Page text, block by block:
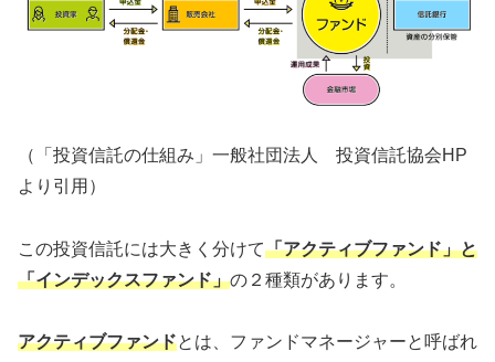
（「投資信託の仕組み」一般社団法人 投資信託協会HP
より引用）
この投資信託には大きく分けて「アクティブファンド」と
「インデックスファンド」の２種類があります。
アクティブファンドとは、ファンドマネージャーと呼ばれ